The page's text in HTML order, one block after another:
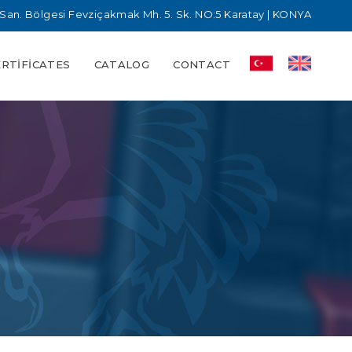
Bölgesi Fevziçakmak Mh. 5. Sk. NO:5 Karatay | KONYA
CATALOG CONTACT